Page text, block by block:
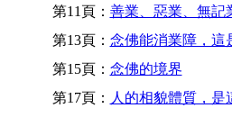
第11頁： 善業、惡業、無記
第13頁： 念佛能消業障，這
第15頁： 念佛的境界
第17頁： 人的相貌體質，是